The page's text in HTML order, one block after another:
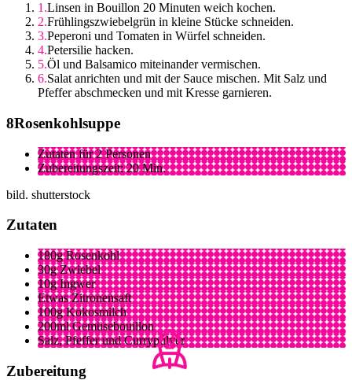
Linsen in Bouillon 20 Minuten weich kochen.
Frühlingszwiebelgrün in kleine Stücke schneiden.
Peperoni und Tomaten in Würfel schneiden.
Petersilie hacken.
Öl und Balsamico miteinander vermischen.
Salat anrichten und mit der Sauce mischen. Mit Salz und
Pfeffer abschmecken und mit Kresse garnieren.
Rosenkohlsuppe
Zutaten für 2 Personen
Zubereitungszeit: 20 Min.
bild. shutterstock
Zutaten
180g Rosenkohl
30g Zwiebel
10g Ingwer
Etwas Zitronensaft
100g Kokosmilch
200ml Gemüsebouillon
Salz, Pfeffer und Currypulver
Zubereitung